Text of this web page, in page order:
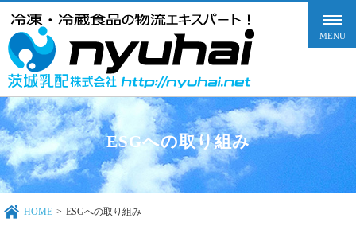
ESGへの取り組み
HOME > ESGへの取り組み